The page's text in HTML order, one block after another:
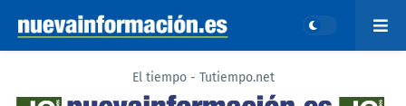
El tiempo - Tutiempo.net